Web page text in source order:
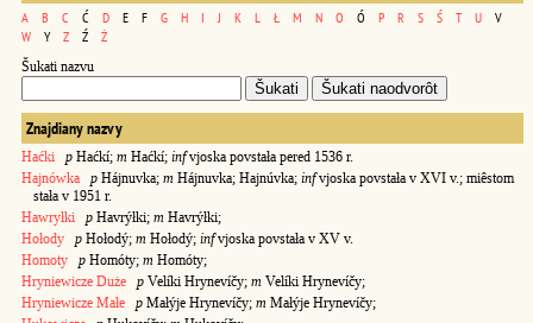
A B C Ć D E F G H I J K L Ł M N O Ó P R S Ś T U
V
W
Y Z Ź Ż
Šukati nazvu
Znajdiany nazvy
Haćki p Haćkí; m Haćkí; infvjoska povstała pered 1536 r.
Hajnówka
p Hájnuvka; m Hájnuvka; Hajnúvka; infvjoska povstała v XVI v.; miêstom
stała v 1951 r.
Hawryłki
p Havrýłki; m Havrýłki;
Hołody
p Hołodý; m Hołodý; infvjoska povstała v XV v.
Homoty
p Homóty; m Homóty;
Hryniewicze Duże
p Velíki Hrynevíčy; m Velíki Hrynevíčy;
Hryniewicze Małe
p Małýje Hrynevíčy; m Małýje Hrynevíčy;